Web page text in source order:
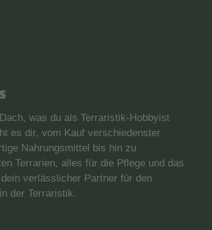
was du als Terraristik-Hobbyist
es dir, vom Kauf verschiedenster
Nahrungsmittel bis hin zu
Terrarien, alles für die Pflege und das
verlässlicher Partner für den
der Terraristik.